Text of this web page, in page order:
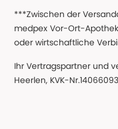
***Zwischen der
medpex Vor-Ort-
oder wirtschaftliche
Ihr Vertragspartner und
Heerlen, KVK-Nr.14066093